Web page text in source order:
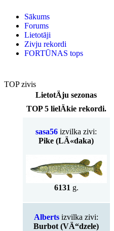
Sākums
Forums
Lietotāji
Zivju rekordi
FORTŪNAS tops
TOP zivis
LietotÄju sezonas
TOP 5 lielÄkie rekordi.
sasa56 izvilka zivi:
Pike (LÄ«daka)
6131 g.
Alberts izvilka zivi:
Burbot (VÄ“dzele)